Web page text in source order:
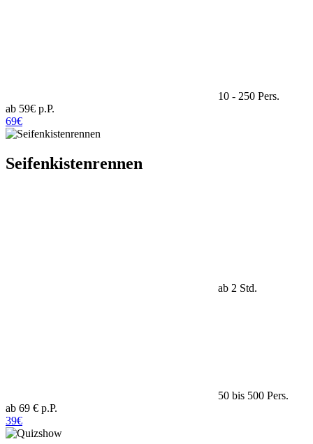
10 - 250 Pers.
ab 59€ p.P.
69€
Seifenkistenrennen
ab 2 Std.
50 bis 500 Pers.
ab 69 € p.P.
39€